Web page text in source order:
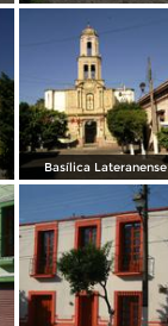
Basílica Lateranense